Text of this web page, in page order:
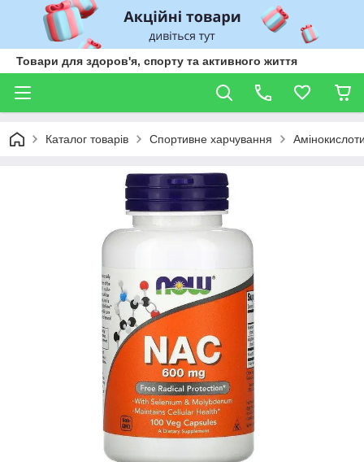
Товари для здоров'я, спорту та активного життя
Каталог товарів Спортивне харчування